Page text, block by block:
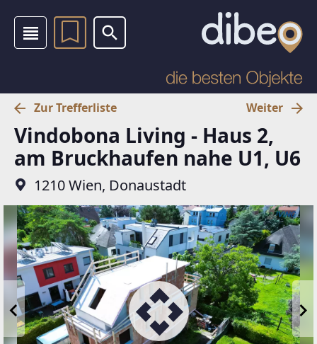
Zur Trefferliste Weiter
Vindobona Living - Haus 2,
am Bruckhaufen nahe U1, U6
1210 Wien, Donaustadt